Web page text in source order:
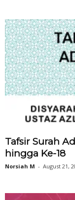
Tafsir Surah
hingga Ke-18
Norsiah M - August 21,